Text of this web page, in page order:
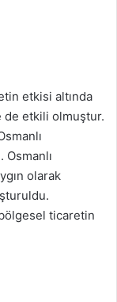
etkisi altında
de etkili olmuştur.
olarak
bölgesel ticaretin